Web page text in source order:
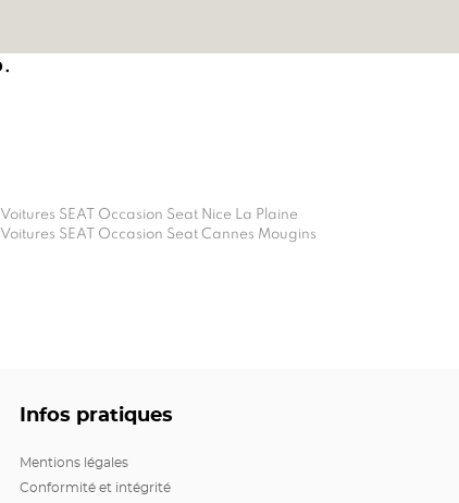
Voitures SEAT Occasion Seat Nice La Plaine
Voitures SEAT Occasion Seat Cannes Mougins
Infos pratiques
Mentions légales
Conformité et intégrité